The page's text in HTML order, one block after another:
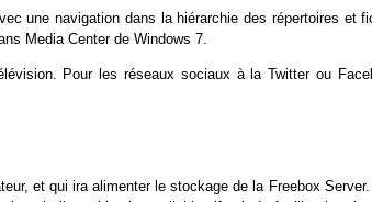
une navigation dans la hiérarchie des répertoires et
Media Center de Windows 7.
Pour les réseaux sociaux à la Twitter ou
et qui ira alimenter le stockage de la Freebox